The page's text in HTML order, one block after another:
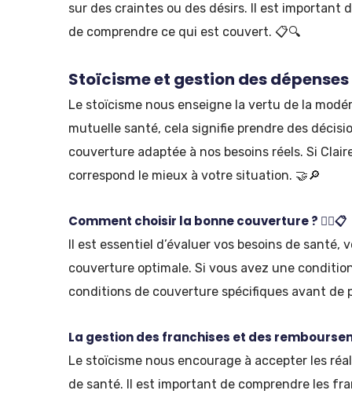
sur des craintes ou des désirs. Il est important
de comprendre ce qui est couvert. 📋🔍
Stoïcisme et gestion des
Le stoïcisme nous enseigne la vertu de la
mutuelle santé, cela signifie prendre des
couverture adaptée à nos besoins réels. Si
correspond le mieux à votre situation. 🤝🔎
Comment choisir la bonne couverture ? 🤷‍♂️📋
Il est essentiel d’évaluer vos besoins de
couverture optimale. Si vous avez une
conditions de couverture spécifiques avant de
La gestion des franchises et des
Le stoïcisme nous encourage à accepter les
de santé. Il est important de comprendre les